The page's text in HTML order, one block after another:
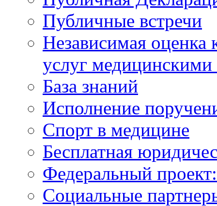
Публичные встречи
Независимая оценка
услуг
База знаний
Исполнение
Спорт в медицине
Бесплатная
Федеральный
Социальные